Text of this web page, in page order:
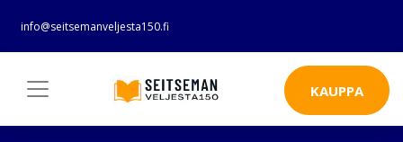
info@seitsemanveljesta150.fi
KAUPPA